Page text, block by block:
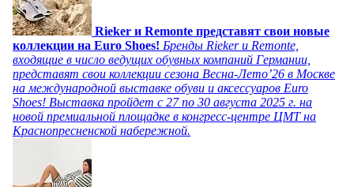
Rieker и Remonte представят свои новые
коллекции на Euro Shoes! Бренды Rieker и Remonte,
входящие в число ведущих обувных компаний Германии,
представят свои коллекции сезона Весна-Лето’26 в Москве
на международной выставке обуви и аксессуаров Euro
Shoes! Выставка пройдет c 27 по 30 августа 2025 г. на
новой премиальной площадке в конгресс-центре ЦМТ на
Краснопресненской набережной.